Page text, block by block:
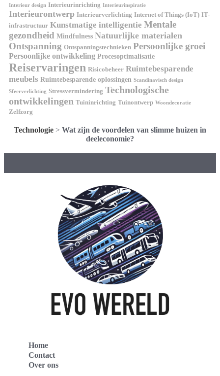
Interieur design Interieurinrichting Interieurinspiratie
Interieurontwerp Interieurverlichting Internet of Things (IoT) IT-
infrastructuur Kunstmatige intelligentie Mentale
gezondheid Mindfulness Natuurlijke materialen
Ontspanning Ontspanningstechnieken Persoonlijke groei
Persoonlijke ontwikkeling Procesoptimalisatie
Reiservaringen Risicobeheer Ruimtebesparende
meubels Ruimtebesparende oplossingen Scandinavisch design
Sfeerverlichting Stressvermindering Technologische
ontwikkelingen Tuininrichting Tuinontwerp Woondecoratie
Zelfzorg
Technologie > Wat zijn de voordelen van slimme huizen in
deeleconomie?
Home
Contact
Over ons